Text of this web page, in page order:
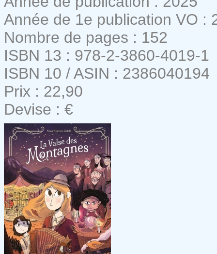
Année de 1e publication VO :
Nombre de pages : 152
ISBN 13 : 978-2-3860-4019-1
ISBN 10 / ASIN : 2386040194
Prix : 22,90
Devise : €